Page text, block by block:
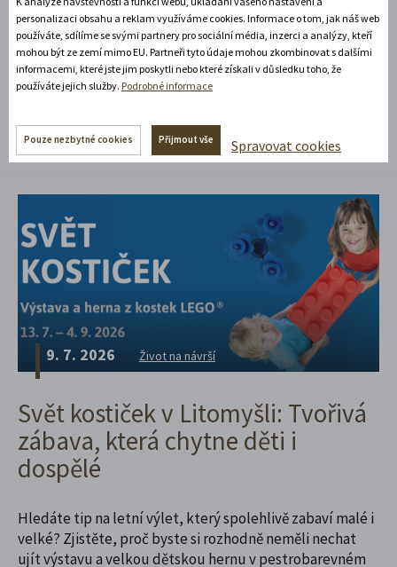
Čtěte náš blog!
Tipy, co z vás udělají výletníka i
9. 7. 2026 Život na návrší
Svět kostiček v Litomyšli: Tvořivá
zábava, která chytne děti i
dospělé
Hledáte tip na letní výlet, který spolehlivě zabaví malé i
velké? Zjistěte, proč byste si rozhodně neměli nechat
ujít výstavu a velkou dětskou hernu v pestrobarevném
personalizaci obsahu a reklam využíváme cookies. Informace o tom, jak náš web
používáte, sdílíme se svými partnery pro sociální média, inzerci a analýzy, kteří
mohou být ze zemí mimo EU. Partneři tyto údaje mohou zkombinovat s dalšími
informacemi, které jste jim poskytli nebo které získali v důsledku toho, že
používáte jejich služby. Podrobné informace
Pouze nezbytné cookies Přijmout vše Spravovat cookies